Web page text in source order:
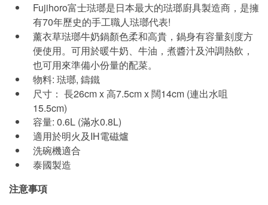
Fujihoro富士琺瑯是日本最大的琺瑯廚具製造商，是擁
有70年歷史的手工職人琺瑯代表!
薰衣草琺瑯牛奶鍋顏色柔和高貴，鍋身有容量刻度方
便使用。可用於暖牛奶、牛油，煮醬汁及沖調熱飲，
也可用來準備小份量的配菜。
物料: 琺瑯, 鑄鐵
尺寸： 長26cm x 高7.5cm x 闊14cm (連出水咀
15.5cm)
容量: 0.6L (滿水0.8L)
適用於明火及IH電磁爐
洗碗機適合
泰國製造
注意事項